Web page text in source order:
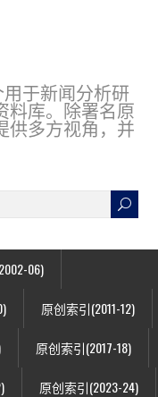
用于新闻分析研
料库。除署名原
供多方视角，并
06)
原创索引(2011-12)
原创索引(2017-18)
原创索引(2023-24)